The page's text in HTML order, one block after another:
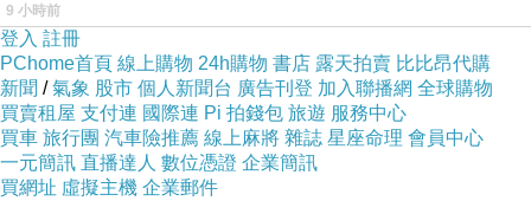
沒想到滷的很軟爛，入口幾乎不太需要咬，很香，不會很鹹.
感覺豬腳應該會更好吃
9 小時前
登入 註冊
PChome首頁 線上購物 24h購物 書店 露天拍賣 比比昂代購
新聞 /氣象 股市 個人新聞台 廣告刊登 加入聯播網 全球購物
買賣租屋 支付連 國際連 Pi 拍錢包 旅遊 服務中心
買車 旅行團 汽車險推薦 線上麻將 雜誌 星座命理 會員中心
一元簡訊 直播達人 數位憑證 企業簡訊
買網址 虛擬主機 企業郵件